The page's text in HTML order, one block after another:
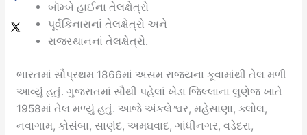
બૉમ્બે હાઈના તેલક્ષેત્રો
પૂર્વકિનારાનાં તેલક્ષેત્રો અને
રાજસ્થાનનાં તેલક્ષેત્રો.
ભારતમાં સૌપ્રથમ 1866માં અસમ રાજ્યના કૂવામાંથી તેલ મળી
આવ્યું હતું. ગુજરાતમાં સૌથી પહેલાં ખેડા જિલ્લાના લુણેજ ખાતે
1958માં તેલ મળ્યું હતું. આજે અંકલેશ્વર, મહેસાણા, ક્લોલ,
નવાગામ, કોસંબા, સાણંદ, અમઘવાદ, ગાંધીનગર, વડેદરા,